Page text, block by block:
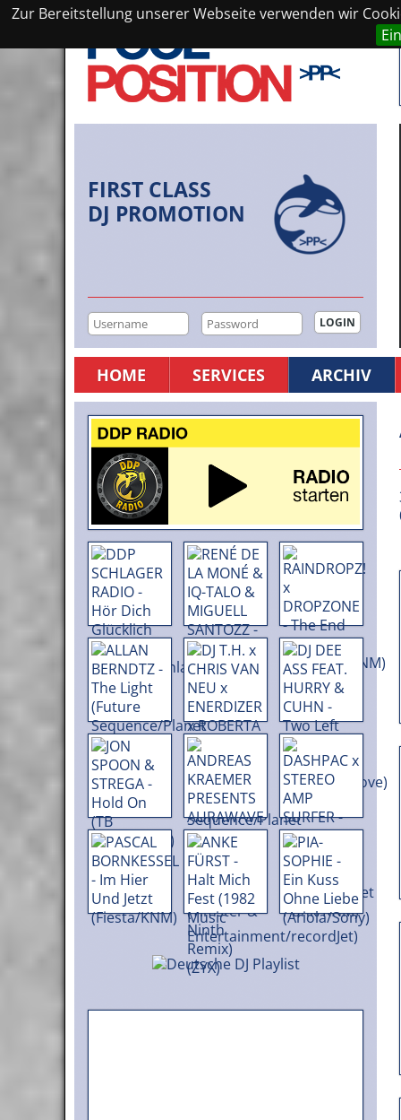
Zur Bereitstellung unserer Webseite verwenden wir
FIRST CLASS
DJ PROMOTION
HOME SERVICES ARCHIV